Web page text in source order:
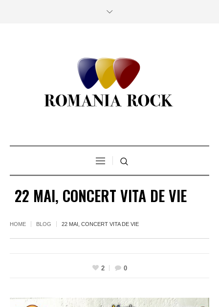
22 MAI, CONCERT VITA DE VIE
HOME BLOG 22 MAI, CONCERT VITA DE VIE
2 0